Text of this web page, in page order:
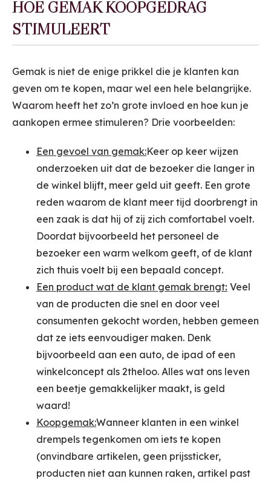
HOE GEMAK KOOPGEDRAG
STIMULEERT
Gemak is niet de enige prikkel die je klanten kan
geven om te kopen, maar wel een hele belangrijke.
Waarom heeft het zo’n grote invloed en hoe kun je
aankopen ermee stimuleren? Drie voorbeelden:
Een gevoel van gemak:Keer op keer wijzen
onderzoeken uit dat de bezoeker die langer in
de winkel blijft, meer geld uit geeft. Een grote
reden waarom de klant meer tijd doorbrengt in
een zaak is dat hij of zij zich comfortabel voelt.
Doordat bijvoorbeeld het personeel de
bezoeker een warm welkom geeft, of de klant
zich thuis voelt bij een bepaald concept.
Een product wat de klant gemak brengt: Veel
van de producten die snel en door veel
consumenten gekocht worden, hebben gemeen
dat ze iets eenvoudiger maken. Denk
bijvoorbeeld aan een auto, de ipad of een
winkelconcept als 2theloo. Alles wat ons leven
een beetje gemakkelijker maakt, is geld
waard!
Koopgemak:Wanneer klanten in een winkel
drempels tegenkomen om iets te kopen
(onvindbare artikelen, geen prijssticker,
producten niet aan kunnen raken, artikel past